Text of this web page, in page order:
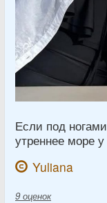
Если под
утреннее море
Yuliana
9 оценок